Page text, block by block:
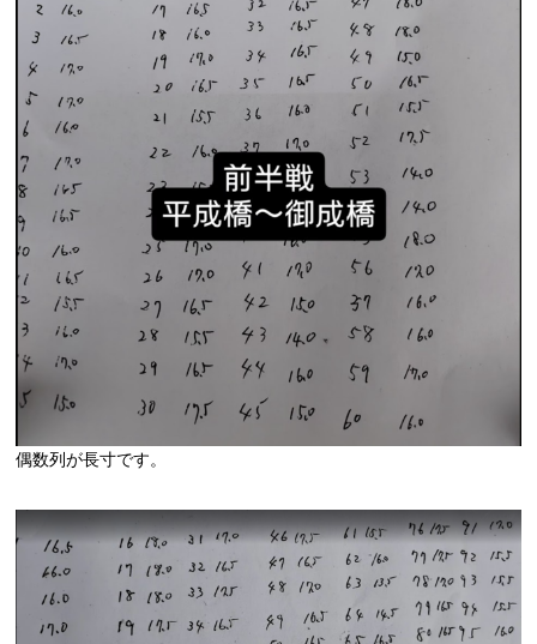
偶数列が長寸です。